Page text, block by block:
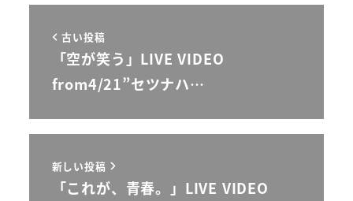
古い投稿
「空が笑う」LIVE VIDEO
from4/21”セツナハ…
新しい投稿
「これが、青春。」LIVE VIDEO